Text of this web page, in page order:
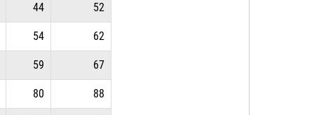
44 52
54 62
59 67
80 88